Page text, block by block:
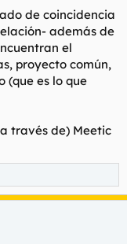
de coincidencia
además de
el
proyecto común,
(que es lo que
través de) Meetic